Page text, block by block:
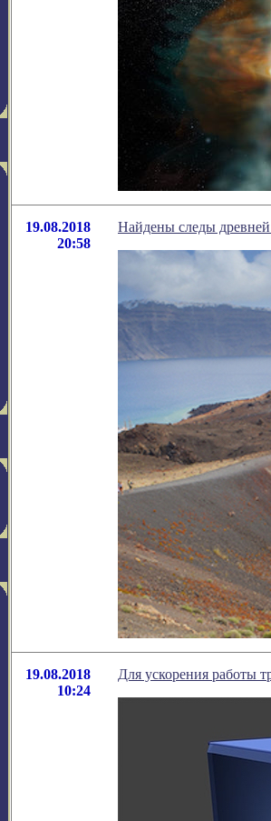
19.08.2018
20:58
Найдены следы
19.08.2018
10:24
Для ускорения работы